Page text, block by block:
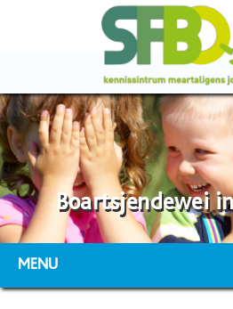
Boartsjendewei
MENU